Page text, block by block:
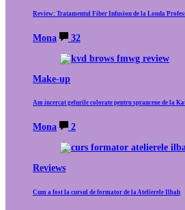
Review: Tratamentul Fiber Infusion de la Londa
Mona 32
Make-up
Am incercat gelurile colorate pentru sprancene de la
Mona 2
Reviews
Cum a fost la cursul de formator de la Atelierele Ilbah